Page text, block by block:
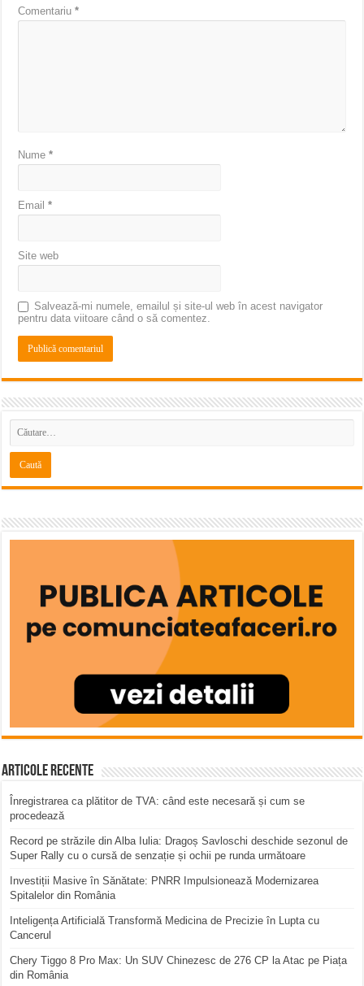
Comentariu*
Nume*
Email*
Site web
Salvează-mi numele, emailul și site-ul web în acest navigator
pentru data viitoare când o să comentez.
Articole recente
Înregistrarea ca plătitor de TVA: când este necesară și cum se
procedează
Record pe străzile din Alba Iulia: Dragoș Savloschi deschide sezonul de
Super Rally cu o cursă de senzație și ochii pe runda următoare
Investiții Masive în Sănătate: PNRR Impulsionează Modernizarea
Spitalelor din România
Inteligența Artificială Transformă Medicina de Precizie în Lupta cu
Cancerul
Chery Tiggo 8 Pro Max: Un SUV Chinezesc de 276 CP la Atac pe Piața
din România